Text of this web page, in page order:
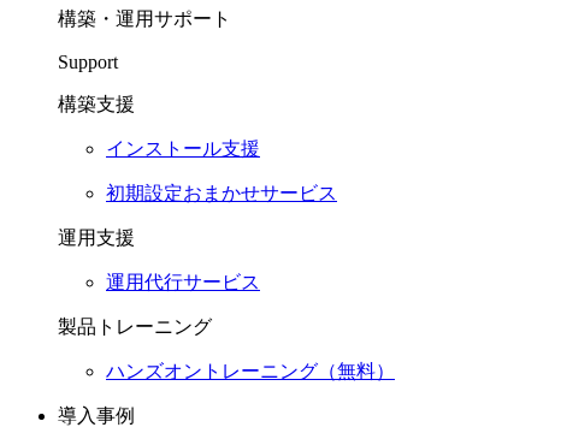
構築・運用サポート
Support
構築支援
インストール支援
初期設定おまかせサービス
運用支援
運用代行サービス
製品トレーニング
ハンズオントレーニング（無料）
導入事例